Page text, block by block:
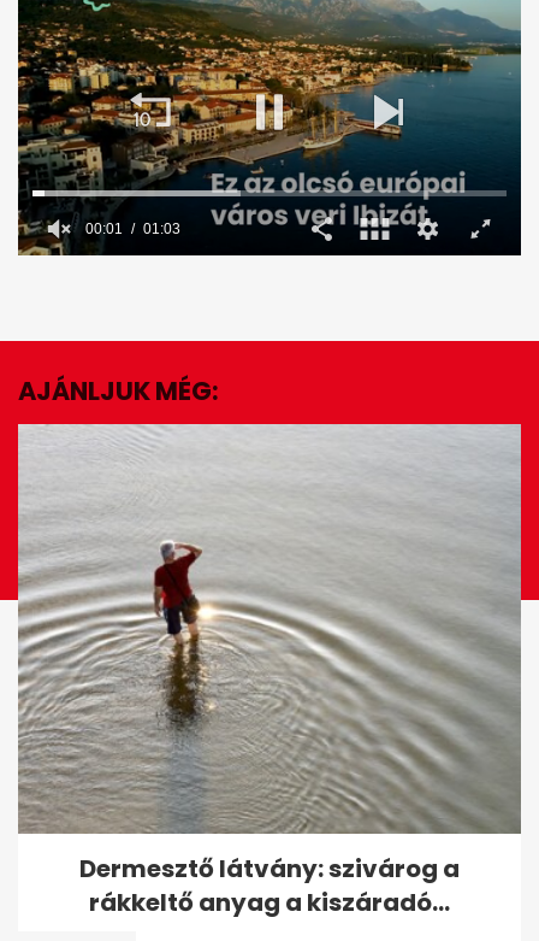
minute,
seconds
EZ IS ÉRDEKELHET
Tusványoson úgy látják,
Orbánnak nem kell
változtatnia - A hét...
AJÁNLJUK MÉG:
Dermesztő látvány: szivárog a
rákkeltő anyag a kiszáradó...